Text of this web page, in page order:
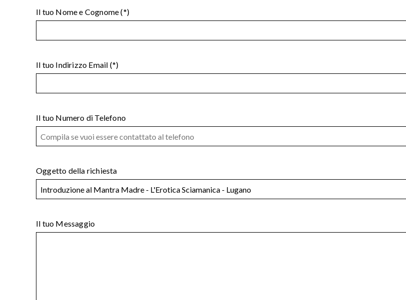
Il tuo Nome e Cognome (*)
Il tuo Indirizzo Email (*)
Il tuo Numero di Telefono
Oggetto della richiesta
Il tuo Messaggio